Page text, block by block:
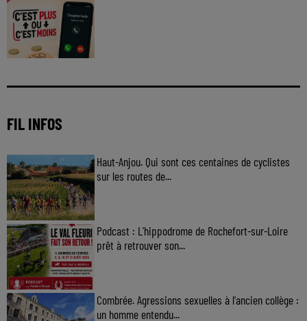
FIL INFOS
Haut-Anjou. Qui sont ces centaines de cyclistes
sur les routes de...
Podcast : L’hippodrome de Rochefort-sur-Loire
prêt à retrouver son...
Combrée. Agressions sexuelles à l'ancien collège :
un homme entendu...